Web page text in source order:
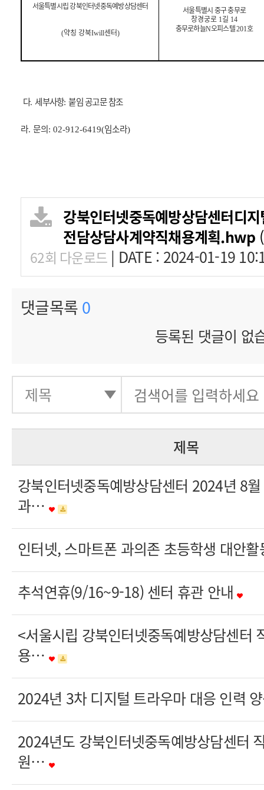
서울특별시립 강북인터넷중독예방상담센터
(약칭 강북Iwill센터)
서울특별시 중구 충무로
창경궁로 1길 14
충무로하늘N오피스텔201호
다. 세부사항:붙임 공고문 참조
라. 문의: 02-912-6419(임소라)
강북인터넷중독예방상담센터디
전담상담사계약직채용계획.hwp
62회 다운로드 | DATE : 2024-01-19
댓글목록 0
등록된 댓글이 없
제목
강북인터넷중독예방상담센터 2024년 8
과…
인터넷, 스마트폰 과의존 초등학생 대안
추석연휴(9/16~9-18) 센터 휴관 안내
<서울시립 강북인터넷중독예방상담센터
용…
2024년 3차 디지털 트라우마 대응 인력
2024년도 강북인터넷중독예방상담센터
원…